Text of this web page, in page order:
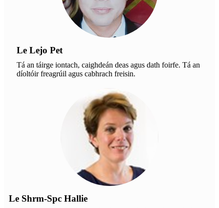
Le Lejo Pet
Tá an táirge iontach, caighdeán deas agus dath foirfe. Tá an
díoltóir freagrúil agus cabhrach freisin.
Le Shrm-Spc Hallie